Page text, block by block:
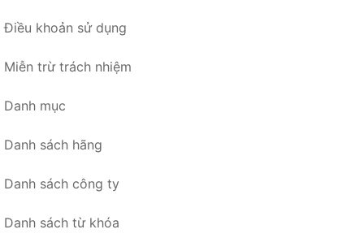
Điều khoản sử dụng
Miễn trừ trách nhiệm
Danh mục
Danh sách hãng
Danh sách công ty
Danh sách từ khóa